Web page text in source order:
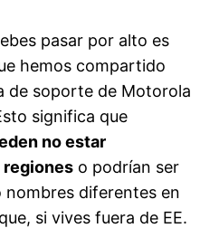
pasar por alto es
hemos compartido
de soporte de Motorola
significa que
no estar
regiones o podrían ser
nombres diferentes en
si vives fuera de EE.